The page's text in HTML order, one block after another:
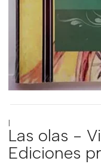
|
Las olas -
Ediciones